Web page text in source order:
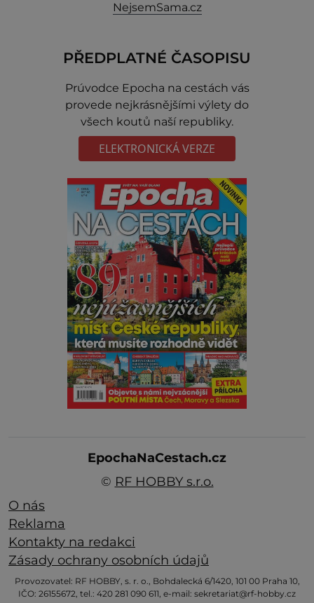
NejsemSama.cz
PŘEDPLATNÉ ČASOPISU
Prúvodce Epocha na cestách vás
provede nejkrásnějšími výlety do
všech koutů naší republiky.
ELEKTRONICKÁ VERZE
EpochaNaCestach.cz
© RF HOBBY s.r.o.
O nás
Reklama
Kontakty na redakci
Zásady ochrany osobních údajů
Provozovatel: RF HOBBY, s. r. o., Bohdalecká 6/1420, 101 00 Praha 10,
IČO: 26155672, tel.: 420 281 090 611, e-mail: sekretariat@rf-hobby.cz